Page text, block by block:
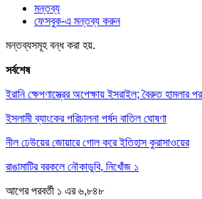
মন্তব্য
ফেসবুক-এ মন্তব্য করুন
মন্তব্যসমূহ বন্ধ করা হয়.
সর্বশেষ
ইরানি ক্ষেপণাস্ত্রের অপেক্ষায় ইসরাইল; বৈরুত হামলার
ইসলামী ব্যাংকের পরিচালনা পর্ষদ বাতিল ঘোষণা
নীল ঢেউয়ের জোয়ারে গোল করে ইতিহাস কুরাসাওয়ের
রাঙামাটির বরকলে নৌকাডুবি, নিখোঁজ ১
আগেরপরবর্তী ১ এর ৬,৮৪৮